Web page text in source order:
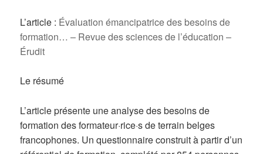
L’article : Évaluation émancipatrice des besoins de
formation… – Revue des sciences de l’éducation –
Érudit
Le résumé
L’article présente une analyse des besoins de
formation des formateur·rice·s de terrain belges
francophones. Un questionnaire construit à partir d’un